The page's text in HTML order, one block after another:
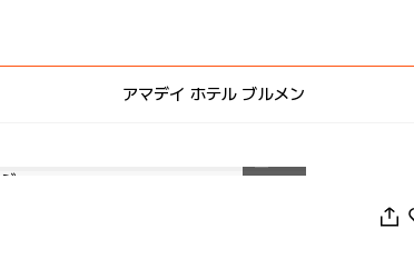
アマデイ ホテル ブルメン